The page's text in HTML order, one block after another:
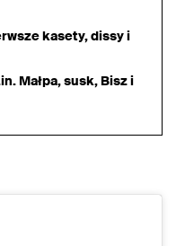
kasety, dissy i
Małpa, susk, Bisz i